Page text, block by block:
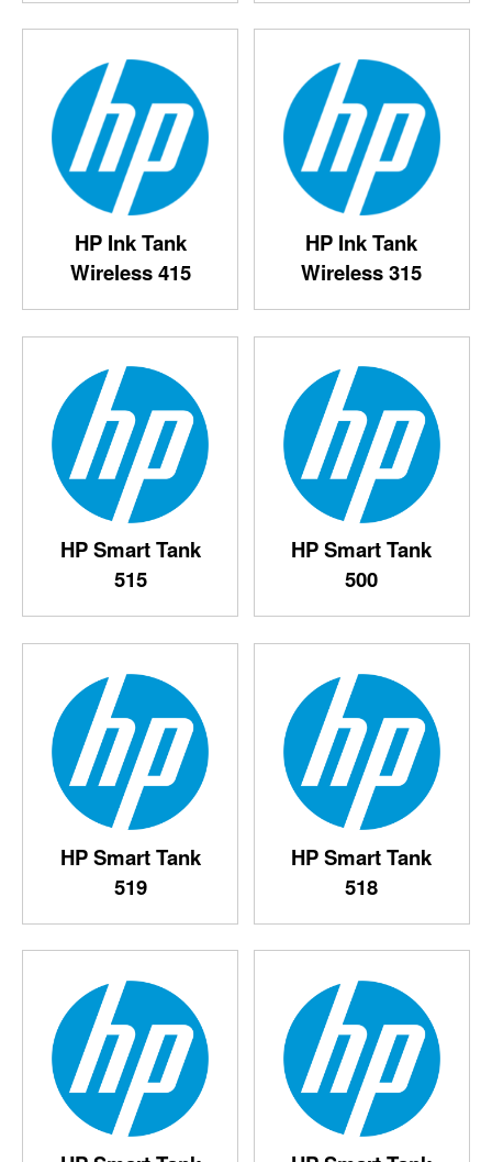
HP Ink Tank
Wireless 315
HP Ink Tank
Wireless 415
HP Smart Tank
500
HP Smart Tank
515
HP Smart Tank
518
HP Smart Tank
519